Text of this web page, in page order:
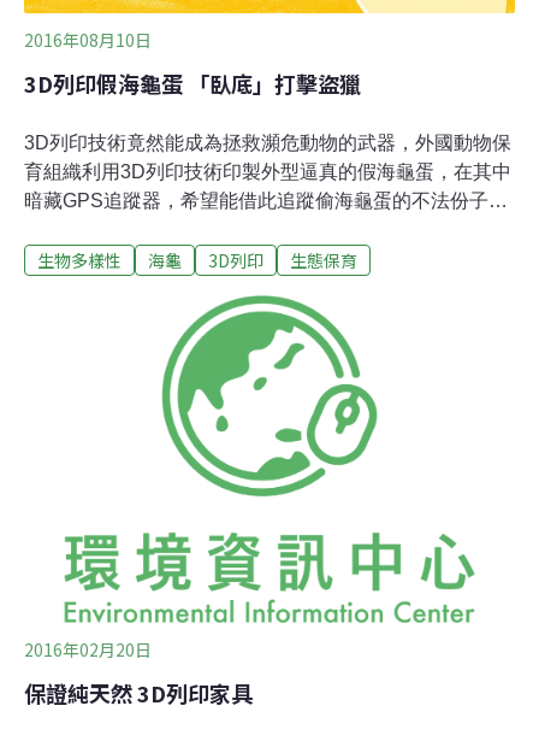
2016年08月10日
3D列印假海龜蛋 「臥底」打擊盜獵
3D列印技術竟然能成為拯救瀕危動物的武器，外國動物保
育組織利用3D列印技術印製外型逼真的假海龜蛋，在其中
暗藏GPS追蹤器，希望能借此追蹤偷海龜蛋的不法份子，
節，海灘每晚可以有上千個海龜蛋，如果沒人保護九成會
在美國加州的保育組織Paso Pacific，研發以3D打印技術
列印假海龜蛋，大小如乒乓球，重量約56公克與真的海龜
蛋相仿，內藏GPS追蹤器，目的是夾雜在真蛋中魚目混
「蛋」，讓盜獵者一起偷走，之後保育組織可以追蹤運送
流程、黑市地點等，希望將不法分子一網打盡。
生物多樣性 海龜 3D列印 生態保育
2016年02月20日
保證純天然 3D列印家具